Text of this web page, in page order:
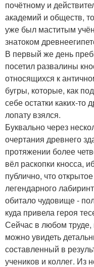
почётному и
академий и обществ,
уже был маститым
знатоком
В первый же день
посетил развалины
относящихся к
бугры, которые, как
себе остатки каких-то
лопату взялся.
Буквально через
очертания древнего
протяжении более
вёл раскопки кносса,
публично, что
легендарного
обитало чудовище -
куда привела героя
Сейчас в любом
можно увидеть
составленный в
учеников и коллег. Из